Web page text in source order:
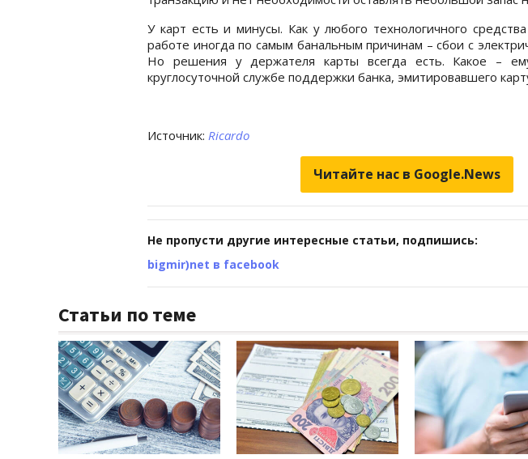
У карт есть и минусы. Как у любого технологичного
работе иногда по самым банальным причинам – сбои с
Но решения у держателя карты всегда есть. Какое –
круглосуточной службе поддержки банка, эмитировавшего
Источник: Ricardo
Читайте нас в Google.News
Не пропусти другие интересные статьи, подпишись:
bigmir)net в facebook
Статьи по теме